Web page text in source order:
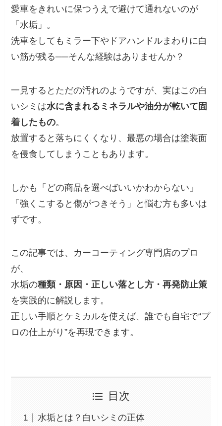
愛車をきれいに保つうえで避けて通れないのが
「水垢」。
洗車をしてもミラー下やドアハンドルまわりに白
い筋が残る──そんな経験はありませんか？
一見するとただの汚れのようですが、実はこの白
いシミは水に含まれるミネラルや油分が乾いて固
着したもの。
放置すると落ちにくくなり、最悪の場合は塗装面
を侵食してしまうこともあります。
しかも「どの商品を選べばいいかわからない」
「強くこすると傷がつきそう」と悩む方も多いは
ずです。
この記事では、カーコーティング専門店のプロ
が、
水垢の種類・原因・正しい落とし方・再発防止策
を実践的に解説します。
正しい手順とケミカルを使えば、誰でも自宅で“プ
ロの仕上がり”を再現できます。
目次
水垢とは？白いシミの正体